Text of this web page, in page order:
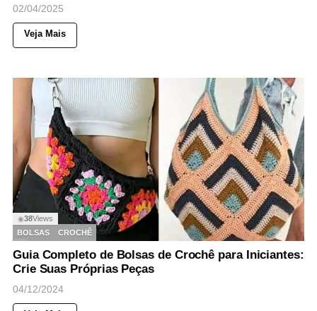
02/04/2025
Veja Mais
◉38Views
BOLSAS
CROCHÊ
Guia Completo de Bolsas de Crochê para Iniciantes:
Crie Suas Próprias Peças
04/12/2024